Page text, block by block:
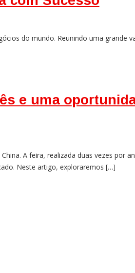
do mundo. Reunindo uma grande
e uma
A feira, realizada duas vezes por
Neste artigo, exploraremos […]